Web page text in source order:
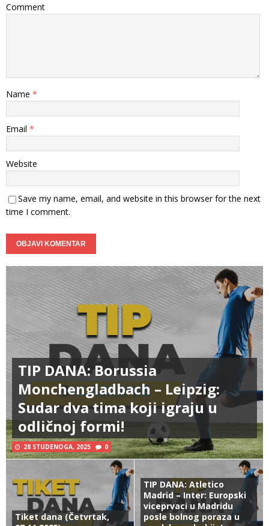
Comment
Name *
Email *
Website
Save my name, email, and website in this browser for the next
time I comment.
TIP DANA: Borussia
Monchengladbach – Leipzig:
Sudar dva tima koji igraju u
odličnoj formi!
28 STUDENOGA, 2025 0
Tiket dana (Četvrtak,
TIP DANA: Atletico
Madrid – Inter: Europski
viceprvaci u Madridu
posle bolnog poraza u